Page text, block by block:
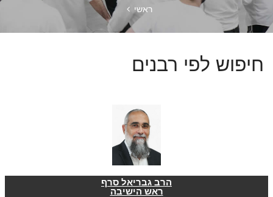
ראשי
חיפוש לפי רבנים
הרב גבריאל סרף
ראש הישיבה